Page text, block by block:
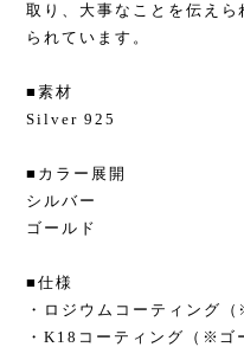
取り、大事なことを伝え
られています。
■素材
Silver 925
■カラー展開
シルバー
ゴールド
■仕様
・ロジウムコーティング
・K18コーティング（※ゴ